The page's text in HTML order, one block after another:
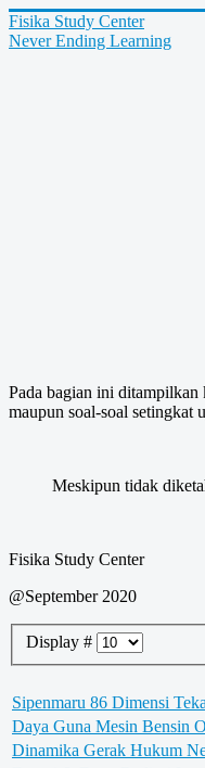
Fisika Study Center
Never Ending Learning
Pada bagian ini ditampilkan
maupun soal-soal setingkat
Meskipun tidak
Fisika Study Center
@September 2020
Display #
Sipenmaru 86 Dimensi
Daya Guna Mesin Bensin
Dinamika Gerak Hukum